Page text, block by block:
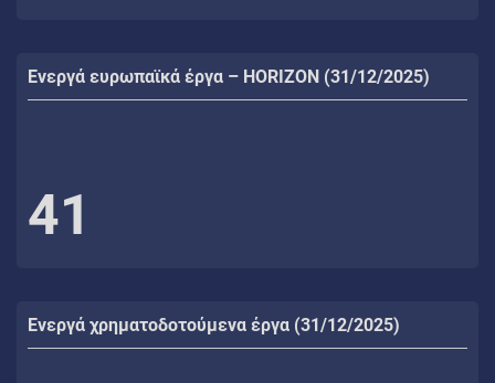
Ενεργά ευρωπαϊκά έργα – HORIZON (31/12/2025)
41
Ενεργά χρηματοδοτούμενα έργα (31/12/2025)